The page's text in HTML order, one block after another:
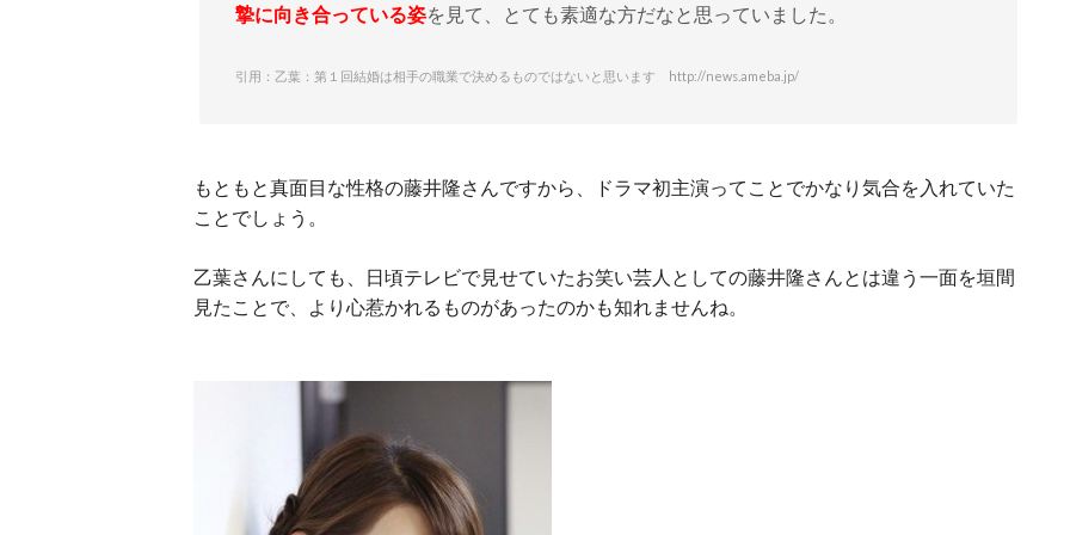
摯に向き合っている姿を見て、とても素適な方だなと思っていました。
引用：乙葉：第１回結婚は相手の職業で決めるものではないと思います http://news.ameba.jp/
もともと真面目な性格の藤井隆さんですから、ドラマ初主演ってことでかなり気合を入れていた
ことでしょう。
乙葉さんにしても、日頃テレビで見せていたお笑い芸人としての藤井隆さんとは違う一面を垣間
見たことで、より心惹かれるものがあったのかも知れませんね。